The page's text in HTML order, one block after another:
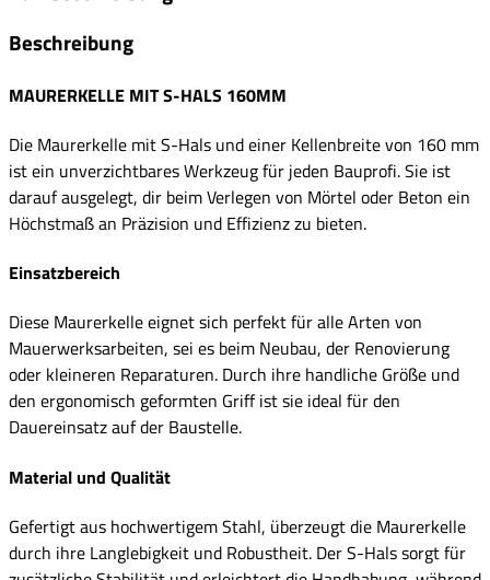
Beschreibung
MAURERKELLE MIT S-HALS 160MM
Die Maurerkelle mit S-Hals und einer Kellenbreite von 160 mm
ist ein unverzichtbares Werkzeug für jeden Bauprofi. Sie ist
darauf ausgelegt, dir beim Verlegen von Mörtel oder Beton ein
Höchstmaß an Präzision und Effizienz zu bieten.
Einsatzbereich
Diese Maurerkelle eignet sich perfekt für alle Arten von
Mauerwerksarbeiten, sei es beim Neubau, der Renovierung
oder kleineren Reparaturen. Durch ihre handliche Größe und
den ergonomisch geformten Griff ist sie ideal für den
Dauereinsatz auf der Baustelle.
Material und Qualität
Gefertigt aus hochwertigem Stahl, überzeugt die Maurerkelle
durch ihre Langlebigkeit und Robustheit. Der S-Hals sorgt für